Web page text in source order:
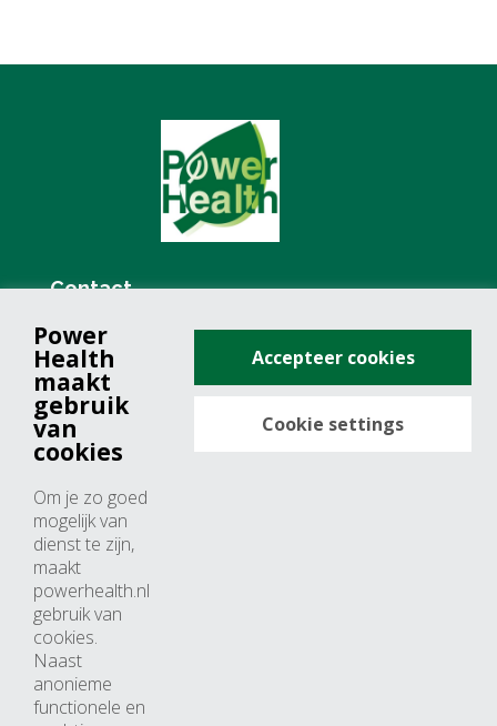
Contact
+31 (0)76 571 19 68
info@powerhealth.nl
Adresse
4817 ZH breda
Nederland
Horaires d’ouvertures
Du lundi au jeudi: 09:00 – 17:00
Vendredi: 09:00 – 15:00
Power
Health
maakt
gebruik
van
cookies
Om je zo goed
mogelijk van
dienst te zijn,
maakt
powerhealth.nl
gebruik van
cookies.
Naast
anonieme
functionele en
Accepteer cookies
Cookie settings